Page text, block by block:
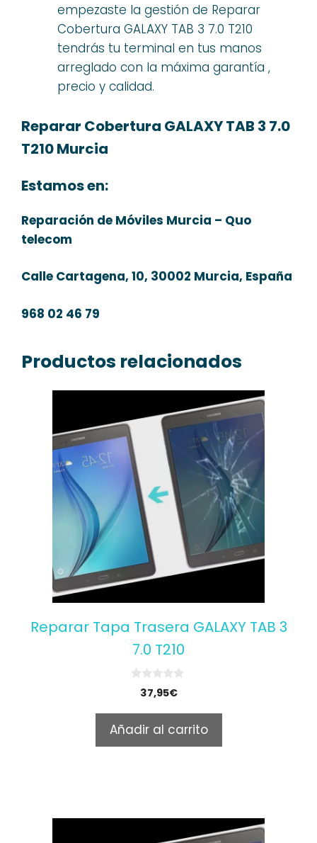
empezaste la gestión de Reparar
Cobertura GALAXY TAB 3 7.0 T210
tendrás tu terminal en tus manos
arreglado con la máxima garantía ,
precio y calidad.
Reparar Cobertura GALAXY TAB 3 7.0
T210 Murcia
Estamos en:
Reparación de Móviles Murcia – Quo
telecom
Calle Cartagena, 10, 30002 Murcia, España
968 02 46 79
Productos relacionados
Reparar Tapa Trasera GALAXY TAB 3
7.0 T210
o
f
5
37,95€
Añadir al carrito